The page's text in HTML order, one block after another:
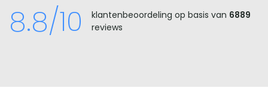
8.8/10 klantenbeoordeling op basis van 6889
reviews